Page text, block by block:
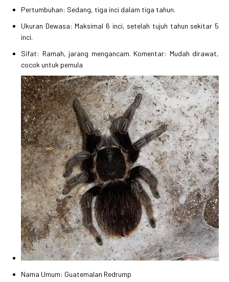
Pertumbuhan: Sedang, tiga inci dalam tiga tahun.
Ukuran Dewasa: Maksimal 6 inci, setelah tujuh tahun sekitar 5
inci.
Sifat: Ramah, jarang mengancam. Komentar: Mudah dirawat,
cocok untuk pemula
Nama Umum: Guatemalan Redrump